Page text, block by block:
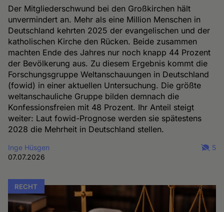
Der Mitgliederschwund bei den Großkirchen hält
unvermindert an. Mehr als eine Million Menschen in
Deutschland kehrten 2025 der evangelischen und der
katholischen Kirche den Rücken. Beide zusammen
machten Ende des Jahres nur noch knapp 44 Prozent
der Bevölkerung aus. Zu diesem Ergebnis kommt die
Forschungsgruppe Weltanschauungen in Deutschland
(fowid) in einer aktuellen Untersuchung. Die größte
weltanschauliche Gruppe bilden demnach die
Konfessionsfreien mit 48 Prozent. Ihr Anteil steigt
weiter: Laut fowid-Prognose werden sie spätestens
2028 die Mehrheit in Deutschland stellen.
Inge Hüsgen
07.07.2026
5
RECHT